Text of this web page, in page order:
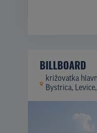
BILLBOARD
križovatka
Bystrica,